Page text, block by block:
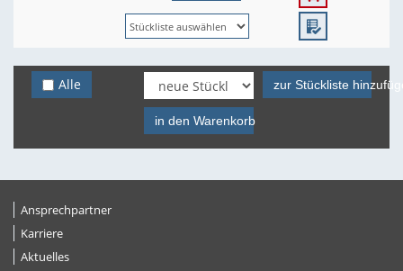
Alle zur Stückliste
in den Warenkorb
Ansprechpartner
Karriere
Aktuelles